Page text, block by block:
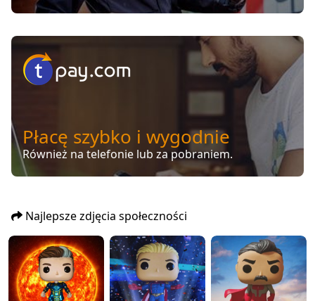
Płacę szybko i wygodnie
Również na telefonie lub za pobraniem.
Najlepsze zdjęcia społeczności